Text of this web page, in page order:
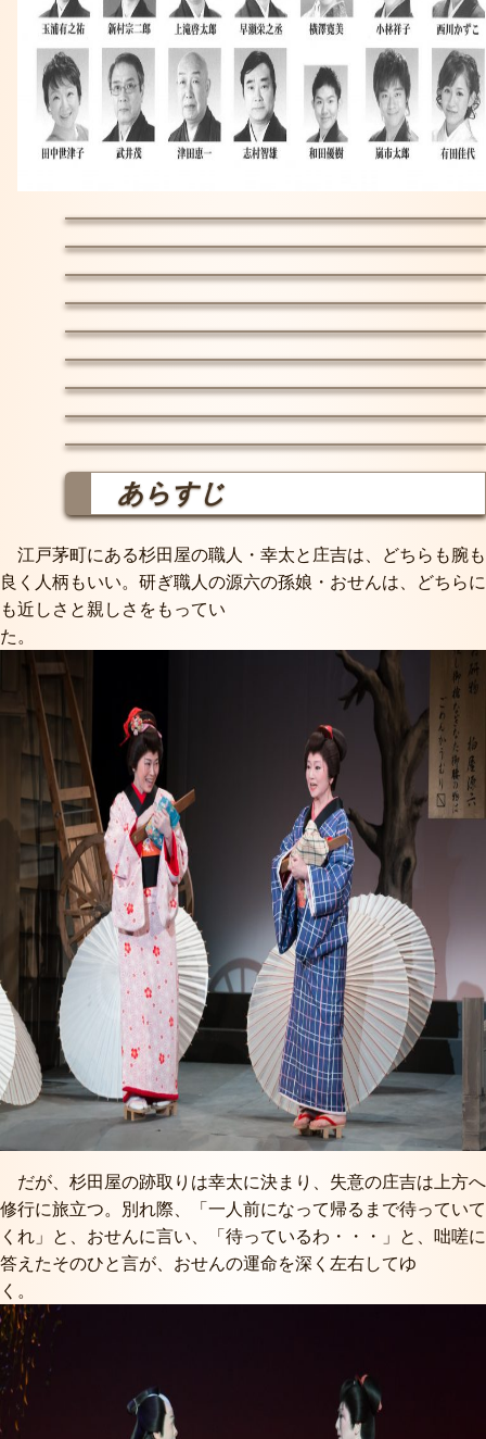
あらすじ
江戸茅町にある杉田屋の職人・幸太と庄吉は、どちらも腕も
良く人柄もいい。研ぎ職人の源六の孫娘・おせんは、どちらに
も近しさと親しさをもってい
た
だが、杉田屋の跡取りは幸太に決まり、失意の庄吉は上方へ
修行に旅立つ。別れ際、「一人前になって帰るまで待っていて
くれ」と、おせんに言い、「待っているわ・・・」と、咄嗟に
答えたそのひと言が、おせんの運命を深く左右してゆ